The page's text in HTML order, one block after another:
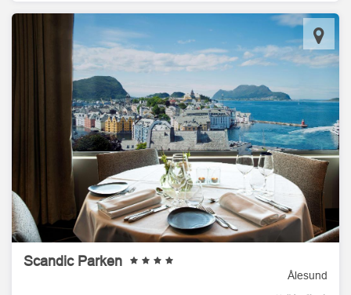
Scandic Parken
Ålesund